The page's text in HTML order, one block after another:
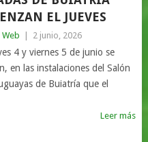
EL JUEVES
2 junio, 2026
4 y viernes 5 de junio se
en las instalaciones del Salón
de Buiatría que el
Leer más